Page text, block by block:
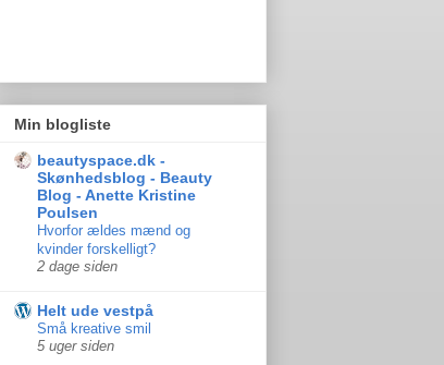
Min blogliste
beautyspace.dk -
Skønhedsblog - Beauty
Blog - Anette Kristine
Poulsen
Hvorfor ældes mænd og
kvinder forskelligt?
2 dage siden
Helt ude vestpå
Små kreative smil
5 uger siden